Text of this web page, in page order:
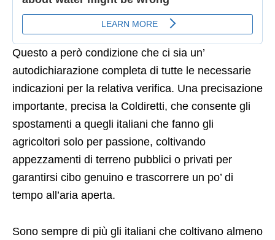
Questo a però condizione che ci sia un’
autodichiarazione completa di tutte le necessarie
indicazioni per la relativa verifica. Una precisazione
importante, precisa la Coldiretti, che consente gli
spostamenti a quegli italiani che fanno gli
agricoltori solo per passione, coltivando
appezzamenti di terreno pubblici o privati per
garantirsi cibo genuino e trascorrere un po’ di
tempo all’aria aperta.
Sono sempre di più gli italiani che coltivano almeno